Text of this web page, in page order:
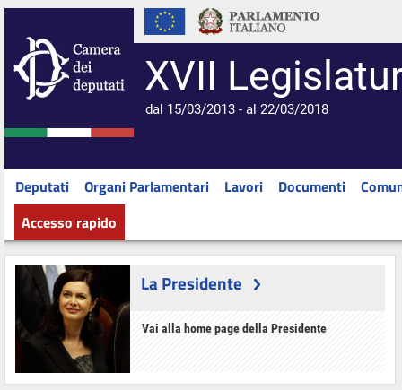
XVII
dal 15/03/2013 - al 22/03/2018
Deputati Organi Parlamentari Lavori Documenti
Accesso rapido
La Presidente
Vai alla home page della Presidente